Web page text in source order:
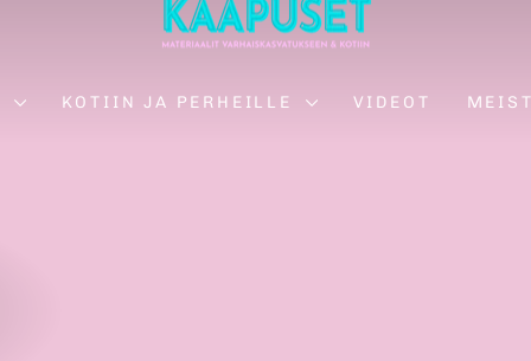
KOTIIN JA PERHEILLE VIDEOT